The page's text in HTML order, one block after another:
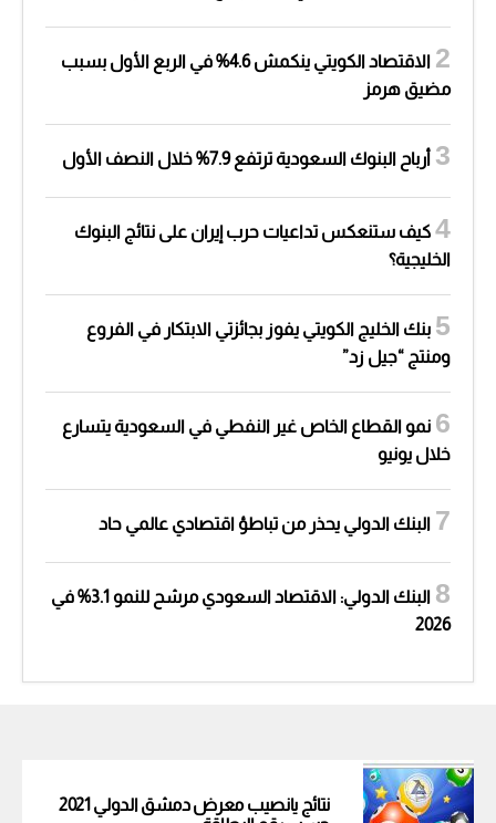
الاقتصاد الكويتي ينكمش 4.6% في الربع الأول بسبب
مضيق هرمز
أرباح البنوك السعودية ترتفع 7.9% خلال النصف الأول
كيف ستنعكس تداعيات حرب إيران على نتائج البنوك
الخليجية؟
بنك الخليج الكويتي يفوز بجائزتي الابتكار في الفروع
ومنتج “جيل زد”
نمو القطاع الخاص غير النفطي في السعودية يتسارع
خلال يونيو
البنك الدولي يحذر من تباطؤ اقتصادي عالمي حاد
البنك الدولي: الاقتصاد السعودي مرشح للنمو 3.1% في
2026
نتائج يانصيب معرض دمشق الدولي 2021